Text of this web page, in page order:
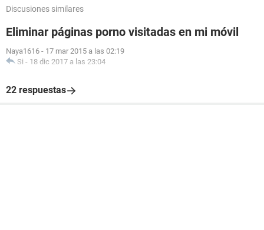
Discusiones similares
Eliminar páginas porno visitadas en mi móvil
Naya1616 - 17 mar 2015 a las 02:19
Si - 18 dic 2017 a las 23:04
22 respuestas